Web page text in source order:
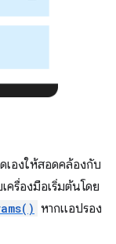
องให้สอดคล้องกับ
รื่องมือเริ่มต้นโดย
หากแอปรอง